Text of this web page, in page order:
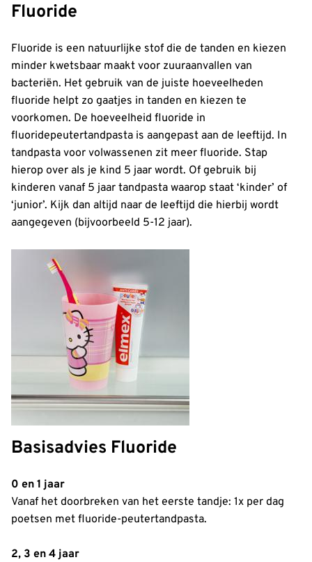
Fluoride
Fluoride is een natuurlijke stof die de tanden en kiezen
minder kwetsbaar maakt voor zuuraanvallen van
bacteriën. Het gebruik van de juiste hoeveelheden
fluoride helpt zo gaatjes in tanden en kiezen te
voorkomen. De hoeveelheid fluoride in
fluoridepeutertandpasta is aangepast aan de leeftijd. In
tandpasta voor volwassenen zit meer fluoride. Stap
hierop over als je kind 5 jaar wordt. Of gebruik bij
kinderen vanaf 5 jaar tandpasta waarop staat ‘kinder’ of
‘junior’. Kijk dan altijd naar de leeftijd die hierbij wordt
aangegeven (bijvoorbeeld 5-12 jaar).
Basisadvies Fluoride
0 en 1 jaar
Vanaf het doorbreken van het eerste tandje: 1x per dag
poetsen met fluoride-peutertandpasta.
2, 3 en 4 jaar